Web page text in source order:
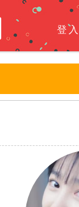
登入